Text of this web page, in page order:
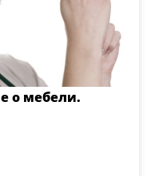
о мебели.